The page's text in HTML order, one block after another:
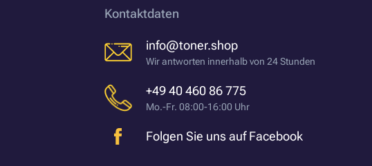
Kontaktdaten
info@toner.shop
Wir antworten innerhalb von 24 Stunden
+49 40 460 86 775
Mo.-Fr. 08:00-16:00 Uhr
Folgen Sie uns auf Facebook